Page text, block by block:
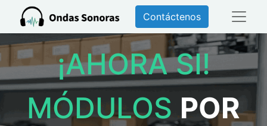
Contáctenos
¡AHORA SI!
MÓDULOS POR